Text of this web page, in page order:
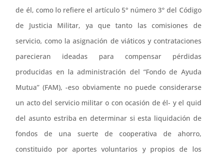
de él, como lo refiere el artículo 5° número 3° del Código
de Justicia Militar, ya que tanto las comisiones de
servicio, como la asignación de viáticos y contrataciones
parecieran ideadas para compensar pérdidas
producidas en la administración del “Fondo de Ayuda
Mutua” (FAM), -eso obviamente no puede considerarse
un acto del servicio militar o con ocasión de él- y el quid
del asunto estriba en determinar si esta liquidación de
fondos de una suerte de cooperativa de ahorro,
constituido por aportes voluntarios y propios de los